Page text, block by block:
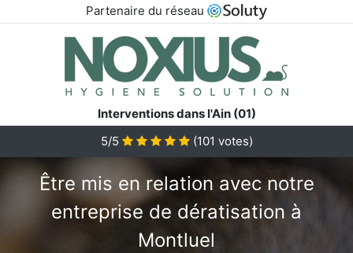
Partenaire du réseau
Interventions dans l'Ain (01)
5/5
(101 votes)
Être mis en relation avec notre
entreprise de dératisation à
Montluel